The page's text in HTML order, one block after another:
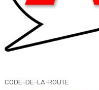
CODE-DE-LA-ROUTE